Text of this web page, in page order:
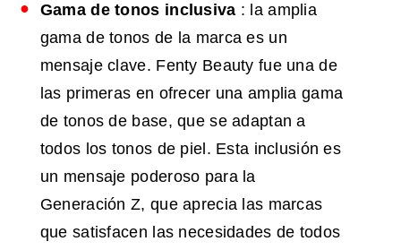
Gama de tonos inclusiva : la amplia
gama de tonos de la marca es un
mensaje clave. Fenty Beauty fue una de
las primeras en ofrecer una amplia gama
de tonos de base, que se adaptan a
todos los tonos de piel. Esta inclusión es
un mensaje poderoso para la
Generación Z, que aprecia las marcas
que satisfacen las necesidades de todos